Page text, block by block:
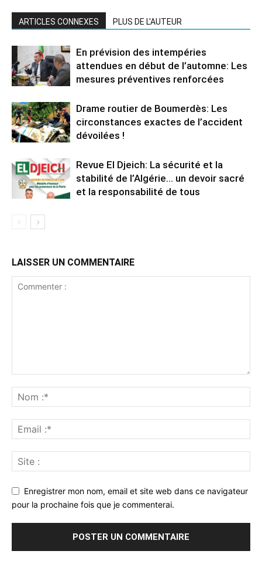
ARTICLES CONNEXES PLUS DE L'AUTEUR
En prévision des intempéries
attendues en début de l’automne: Les
mesures préventives renforcées
Drame routier de Boumerdès: Les
circonstances exactes de l’accident
dévoilées !
Revue El Djeich: La sécurité et la
stabilité de l’Algérie… un devoir sacré
et la responsabilité de tous
LAISSER UN COMMENTAIRE
Enregistrer mon nom, email et site web dans ce navigateur
pour la prochaine fois que je commenterai.